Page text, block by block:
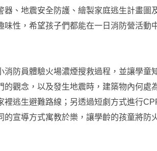
、地震安全防護、繪製家庭逃生計畫圖
性，希望孩子們都能在一日消防營活動
防員體驗火場濃煙搜救過程，並讓學童
觀念，以及發生地震時，建築物內何處
逃生避難路線；另透過短劇方式進行
宣導方式寓教於樂，讓學齡的孩童將防